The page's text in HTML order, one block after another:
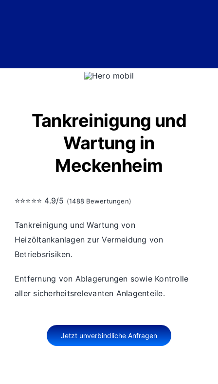
Tankreinigung und
Wartung in
Meckenheim
⭐⭐⭐⭐⭐ 4.9/5 (1488 Bewertungen)
Tankreinigung und Wartung von
Heizöltankanlagen zur Vermeidung von
Betriebsrisiken.
Entfernung von Ablagerungen sowie Kontrolle
aller sicherheitsrelevanten Anlagenteile.
Jetzt unverbindliche Anfragen